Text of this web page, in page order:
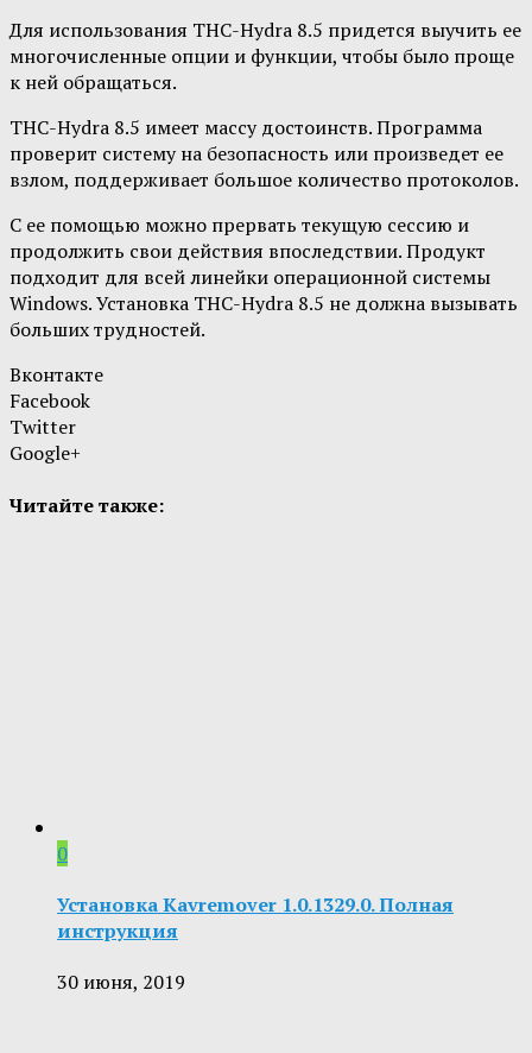
Для использования THC-Hydra 8.5 придется выучить ее
многочисленные опции и функции, чтобы было проще
к ней обращаться.
THC-Hydra 8.5 имеет массу достоинств. Программа
проверит систему на безопасность или произведет ее
взлом, поддерживает большое количество протоколов.
С ее помощью можно прервать текущую сессию и
продолжить свои действия впоследствии. Продукт
подходит для всей линейки операционной системы
Windows. Установка THC-Hydra 8.5 не должна вызывать
больших трудностей.
Вконтакте
Facebook
Twitter
Google+
Читайте также:
0
Установка Kavremover 1.0.1329.0. Полная
инструкция
30 июня, 2019